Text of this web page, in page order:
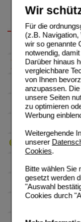
Wir
Für die
(z.B.
wir so genannte
notwendig,
Darüber hinaus
vergleichbare
von Ihnen
anzupassen.
unsere Seiten
zu optimieren
Werbung
Weitergehende
unserer
Cookies.
Bitte wählen Sie
gesetzt werden
"Auswahl
Cookies durch